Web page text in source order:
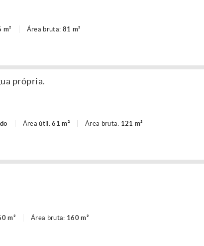
m² Área bruta: 81 m²
própria.
Área útil:61 m² Área bruta: 121 m²
m² Área bruta: 160 m²